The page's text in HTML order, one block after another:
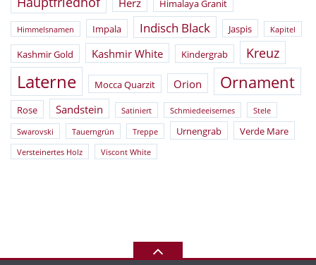
Herz Himalaya Granit
Himmelsnamen Impala Indisch Black Jaspis Kapitel
Kashmir Gold Kashmir White Kindergrab Kreuz
Laterne Mocca Quarzit Orion Ornament
Rose Sandstein Satiniert Schmiedeeisernes Stele
Swarovski Tauerngrün Treppe Urnengrab Verde Mare
Versteinertes Holz Viscont White